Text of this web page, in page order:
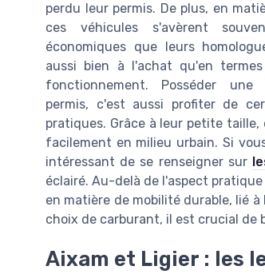
perdu leur permis. De plus, en
ces véhicules s'avèrent
économiques que leurs
aussi bien à l'achat qu'en
fonctionnement. Posséder une
permis, c'est aussi profiter de
pratiques. Grâce à leur petite
facilement en milieu urbain. Si
intéressant de se renseigner sur
éclairé. Au-delà de l'aspect
en matière de mobilité durable, lié
choix de carburant, il est crucial de
Aixam et Ligier : les